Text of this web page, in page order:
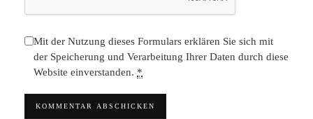
Mit der Nutzung dieses Formulars erklären Sie sich mit
der Speicherung und Verarbeitung Ihrer Daten durch diese
Website einverstanden. *